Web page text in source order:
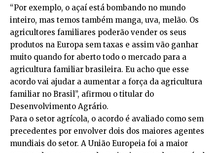
“Por exemplo, o açaí está bombando no mundo
inteiro, mas temos também manga, uva, melão. Os
agricultores familiares poderão vender os seus
produtos na Europa sem taxas e assim vão ganhar
muito quando for aberto todo o mercado para a
agricultura familiar brasileira. Eu acho que esse
acordo vai ajudar a aumentar a força da agricultura
familiar no Brasil”, afirmou o titular do
Desenvolvimento Agrário.
Para o setor agrícola, o acordo é avaliado como sem
precedentes por envolver dois dos maiores agentes
mundiais do setor. A União Europeia foi a maior